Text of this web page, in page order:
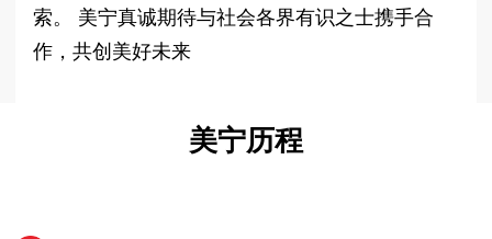
索。 美宁真诚期待与社会各界有识之士携手合
作，共创美好未来
美宁历程